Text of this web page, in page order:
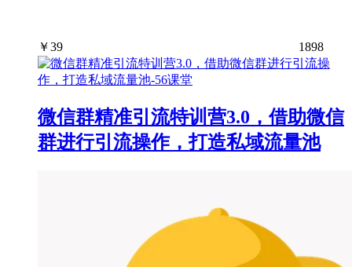
￥39 1898
微信群精准引流特训营3.0，借助微信
群进行引流操作，打造私域流量池